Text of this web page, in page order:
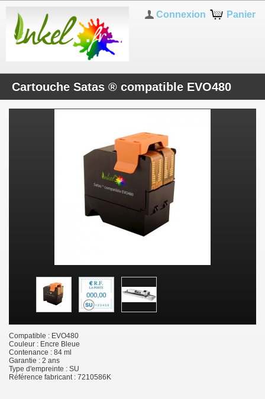
Panier
Connexion
Cartouche Satas ® compatible EVO480
Compatible : EVO480
Couleur : Encre Bleue
Contenance : 84 ml
Garantie : 2 ans
Type d'empreinte : SU
Référence fabricant : 7210586K